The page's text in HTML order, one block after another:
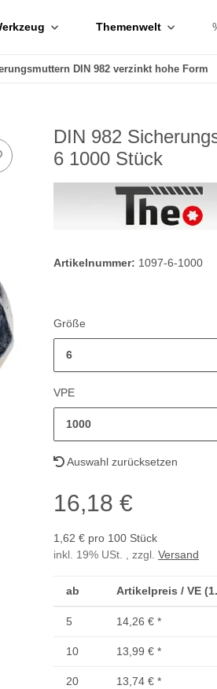
Themenwelt
DIN 982 verzinkt hohe Form
DIN 982
6 1000 Stück
Artikelnummer: 1097-6-1000
Größe
6
VPE
1000
Auswahl zurücksetzen
16,18 €
1,62 € pro 100 Stück
inkl. 19% USt. , zzgl. Versand
ab Artikelpreis / VE
5 14,26 € *
10 13,99 € *
20 13,74 € *